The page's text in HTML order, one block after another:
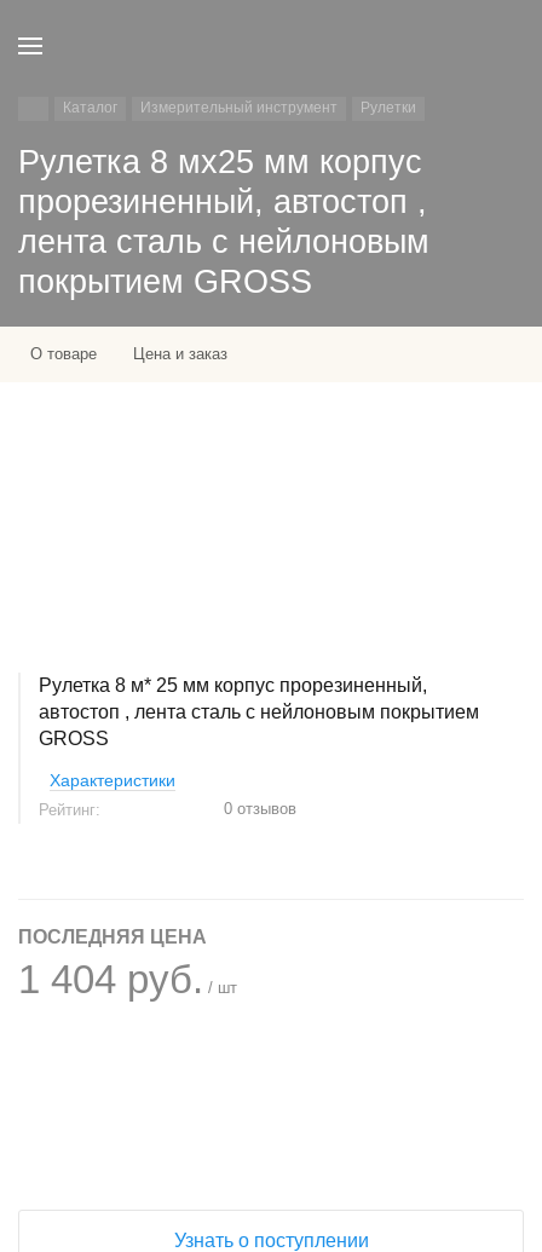
Каталог Измерительный инструмент Рулетки
Рулетка 8 мх25 мм корпус
прорезиненный, автостоп ,
лента сталь с нейлоновым
покрытием GROSS
О товаре Цена и заказ
Рулетка 8 м* 25 мм корпус прорезиненный,
автостоп , лента сталь с нейлоновым покрытием
GROSS
Характеристики
Рейтинг: 0 отзывов
ПОСЛЕДНЯЯ ЦЕНА
1 404 руб. / шт
Узнать о поступлении